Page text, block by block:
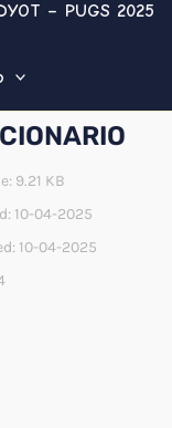
– PUGS 2025
9.21 KB
10-04-2025
10-04-2025